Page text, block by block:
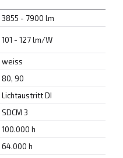
3855 - 7900 lm
101 - 127 lm/W
weiss
80, 90
Lichtaustritt DI
SDCM 3
100.000 h
64.000 h